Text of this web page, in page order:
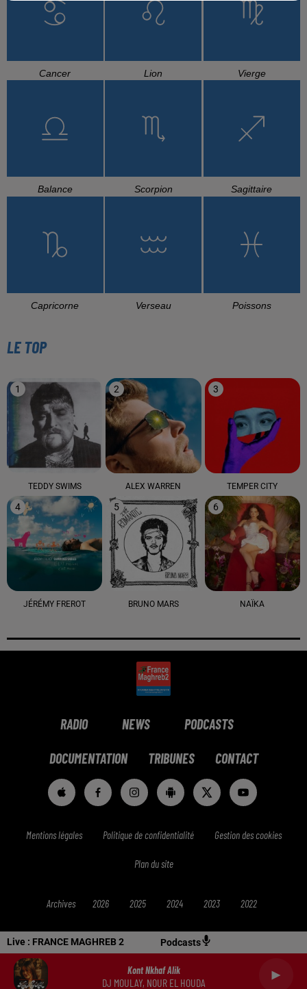
Live : FRANCE MAGHREB 2 Podcasts
Kont Nkhaf Alik
DJ MOULAY, NOUR EL HOUDA
Cancer Lion Vierge
Balance Scorpion Sagittaire
Capricorne Verseau Poissons
LE TOP
1
TEDDY SWIMS
2
ALEX WARREN
3
TEMPER CITY
4
JÉRÉMY FREROT
5
BRUNO MARS
6
NAÏKA
RADIO NEWS PODCASTS
DOCUMENTATION TRIBUNES CONTACT
Mentions légales Politique de confidentialité Gestion des cookies
Plan du site
Archives 2026 2025 2024 2023 2022